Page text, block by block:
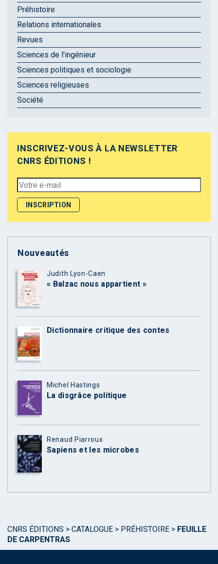
Préhistoire
Relations internationales
Revues
Sciences de l'ingénieur
Sciences politiques et sociologie
Sciences religieuses
Société
INSCRIVEZ-VOUS À LA NEWSLETTER
CNRS ÉDITIONS !
Nouveautés
Judith Lyon-Caen
« Balzac nous appartient »
Dictionnaire critique des contes
Michel Hastings
La disgrâce politique
Renaud Piarroux
Sapiens et les microbes
CNRS ÉDITIONS > CATALOGUE > PRÉHISTOIRE > FEUILLE
DE CARPENTRAS